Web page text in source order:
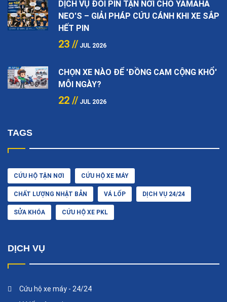
DỊCH VỤ ĐỔI PIN TẬN NƠI CHO YAMAHA
NEO'S – GIẢI PHÁP CỨU CÁNH KHI XE SẮP
HẾT PIN
23 // JUL 2026
CHỌN XE NÀO ĐỂ 'ĐỒNG CAM CỘNG KHỔ'
MỖI NGÀY?
22 // JUL 2026
TAGS
CỨU HỘ TẬN NƠI CỨU HỘ XE MÁY
CHẤT LƯỢNG NHẬT BẢN VÁ LỐP DỊCH VỤ 24/24
SỬA KHÓA CỨU HỘ XE PKL
DỊCH VỤ
Cứu hộ xe máy - 24/24